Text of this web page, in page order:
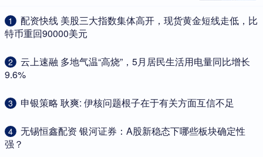
1
​配资快线 美股三大指数集体高开，现货黄金短线走低，比
特币重回90000美元
2
​云上速融 多地气温“高烧”，5月居民生活用电量同比增长
9.6%
3 ​申银策略 耿爽: 伊核问题根子在于有关方面互信不足
4
​无锡恒鑫配资 银河证券：A股新稳态下哪些板块确定性
强？